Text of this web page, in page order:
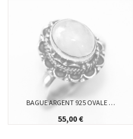
BAGUE ARGENT 925 OVALE …
55,00 €